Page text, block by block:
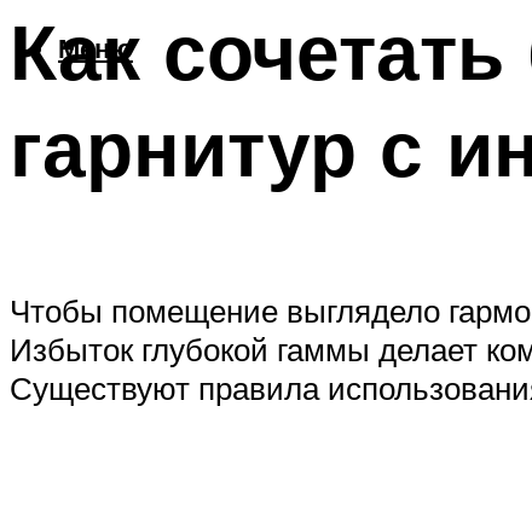
Меню
Как
гарнитур с
Чтобы помещение выглядело
Избыток глубокой гаммы делает
Существуют правила